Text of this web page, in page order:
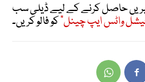
حاصل کرنے کے لیے ڈیلی سب
واٹس ایپ چینل"کو فالو کریں۔